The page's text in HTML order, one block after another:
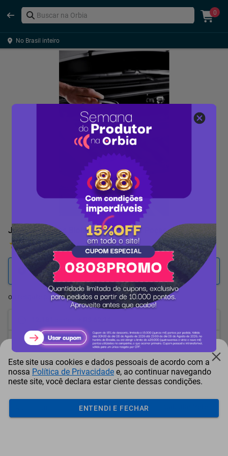
0
No Brasil inteiro
Jogo de Chaves Biela Tramontina 12 Peças
2 Avaliações
13.534 pontos
ou resgate porpontos + dinheiro
11.504 pontos + R$ 93,38
10.828 pontos + R$ 124,48
Este site usa cookies e dados pessoais de acordo com a
nossa Política de Privacidade e, ao continuar navegando
neste site, você declara estar ciente dessas condições.
ENTENDI E FECHAR